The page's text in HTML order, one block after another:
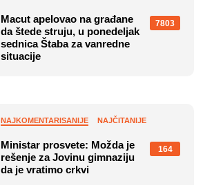
Macut apelovao na građane
da štede struju, u ponedeljak
sednica Štaba za vanredne
situacije
7803
NAJKOMENTARISANIJE NAJČITANIJE
Ministar prosvete: Možda je
rešenje za Jovinu gimnaziju
da je vratimo crkvi
164